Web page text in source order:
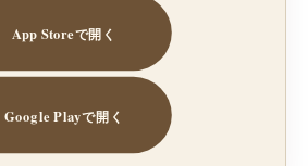
App Storeで開く
Google Playで開く